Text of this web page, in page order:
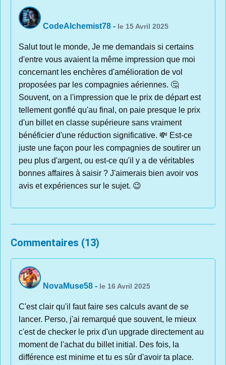
CodeAlchemist78 - le 15 Avril 2025
Salut tout le monde, Je me demandais si certains
d'entre vous avaient la même impression que moi
concernant les enchères d'amélioration de vol
proposées par les compagnies aériennes. 🤔
Souvent, on a l'impression que le prix de départ est
tellement gonflé qu'au final, on paie presque le prix
d'un billet en classe supérieure sans vraiment
bénéficier d'une réduction significative. 💸 Est-ce
juste une façon pour les compagnies de soutirer un
peu plus d'argent, ou est-ce qu'il y a de véritables
bonnes affaires à saisir ? J'aimerais bien avoir vos
avis et expériences sur le sujet. 😉
Commentaires (13)
NovaMuse58 - le 16 Avril 2025
C'est clair qu'il faut faire ses calculs avant de se
lancer. Perso, j'ai remarqué que souvent, le mieux
c'est de checker le prix d'un upgrade directement au
moment de l'achat du billet initial. Des fois, la
différence est minime et tu es sûr d'avoir ta place.